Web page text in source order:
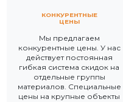
КОНКУРЕНТНЫЕ
ЦЕНЫ
Мы предлагаем
конкурентные цены. У нас
действует постоянная
гибкая система скидок на
отдельные группы
материалов. Специальные
цены на крупные объекты